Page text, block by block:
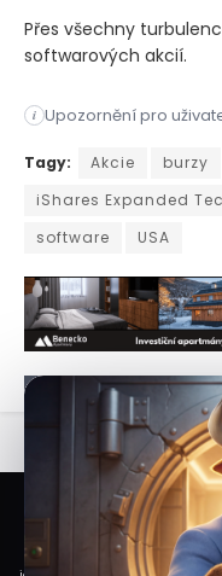
Přes všechny
softwarových akcií.
i Upozornění pro
Akcie softwaru
Tagy: Akcie burzy
iShares Expanded
software
USA
Veškeré informace a
Burzovního Světa vycházejí z